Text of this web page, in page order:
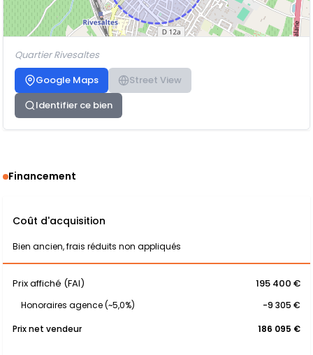
Quartier Rivesaltes
Google Maps
Street View
Identifier ce bien
Financement
Coût d'acquisition
Bien ancien, frais réduits non appliqués
Prix affiché (FAI) 195 400 €
Honoraires agence (~5,0%)
-9 305 €
Prix net vendeur
186 095 €